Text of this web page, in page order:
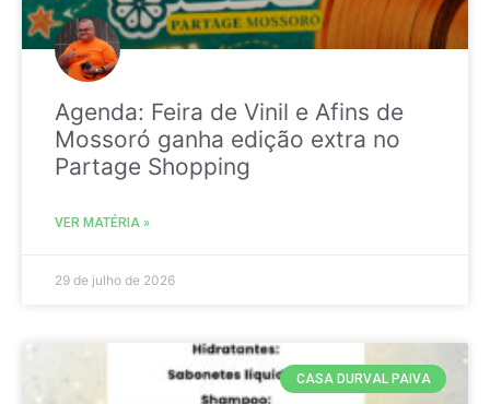
Agenda: Feira de Vinil e Afins de
Mossoró ganha edição extra no
Partage Shopping
VER MATÉRIA »
29 de julho de 2026
CASA DURVAL PAIVA